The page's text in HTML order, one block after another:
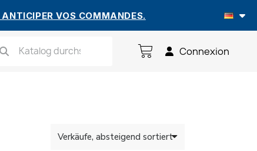
VOS COMMANDES.
Connexion